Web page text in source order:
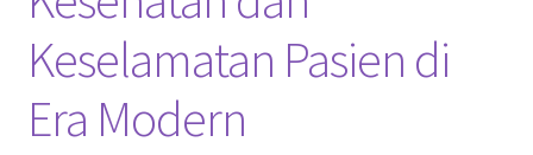
Keselamatan Pasien di
Era Modern